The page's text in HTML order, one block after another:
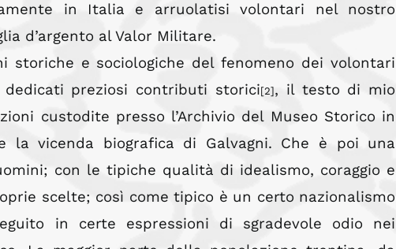
in Italia e arruolatisi volontari nel nostro
d’argento al Valor Militare.
storiche e sociologiche del fenomeno dei volontari
preziosi contributi storici[2], il testo di mio
custodite presso l’Archivio del Museo Storico in
la vicenda biografica di Galvagni. Che è poi una
con le tipiche qualità di idealismo, coraggio e
scelte; così come tipico è un certo nazionalismo
in certe espressioni di sgradevole odio nei